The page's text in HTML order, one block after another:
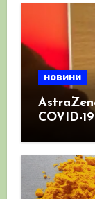
новини
COVID-
като